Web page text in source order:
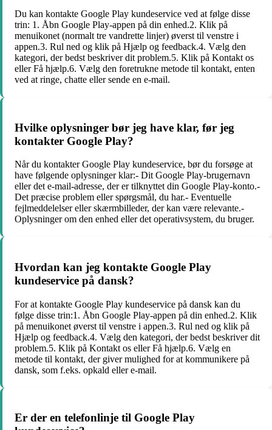
Du kan kontakte Google Play kundeservice ved at følge disse
trin: 1. Åbn Google Play-appen på din enhed.2. Klik på
menuikonet (normalt tre vandrette linjer) øverst til venstre i
appen.3. Rul ned og klik på Hjælp og feedback.4. Vælg den
kategori, der bedst beskriver dit problem.5. Klik på Kontakt os
eller Få hjælp.6. Vælg den foretrukne metode til kontakt, enten
ved at ringe, chatte eller sende en e-mail.
Hvilke oplysninger bør jeg have klar, før jeg
kontakter Google Play?
Når du kontakter Google Play kundeservice, bør du forsøge at
have følgende oplysninger klar:- Dit Google Play-brugernavn
eller det e-mail-adresse, der er tilknyttet din Google Play-konto.-
Det præcise problem eller spørgsmål, du har.- Eventuelle
fejlmeddelelser eller skærmbilleder, der kan være relevante.-
Oplysninger om den enhed eller det operativsystem, du bruger.
Hvordan kan jeg kontakte Google Play
kundeservice på dansk?
For at kontakte Google Play kundeservice på dansk kan du
følge disse trin:1. Åbn Google Play-appen på din enhed.2. Klik
på menuikonet øverst til venstre i appen.3. Rul ned og klik på
Hjælp og feedback.4. Vælg den kategori, der bedst beskriver dit
problem.5. Klik på Kontakt os eller Få hjælp.6. Vælg en
metode til kontakt, der giver mulighed for at kommunikere på
dansk, som f.eks. opkald eller e-mail.
Er der en telefonlinje til Google Play